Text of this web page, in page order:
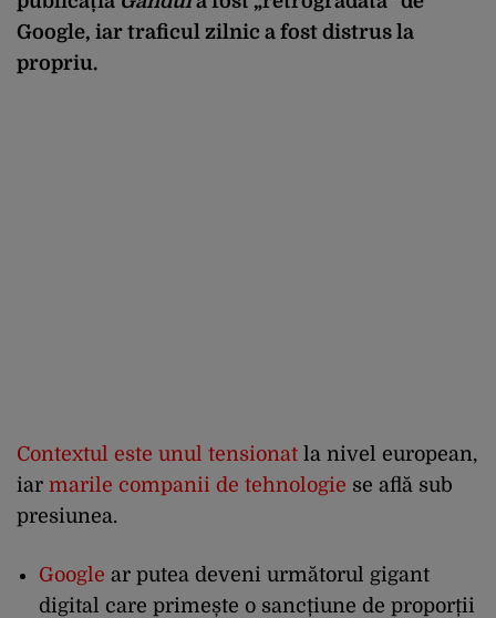
Google, iar traficul zilnic a fost distrus la
propriu.
Contextul este unul tensionat la nivel european,
iar marile companii de tehnologie se află sub
presiunea.
Google ar putea deveni următorul gigant
digital care primește o sancțiune de proporții